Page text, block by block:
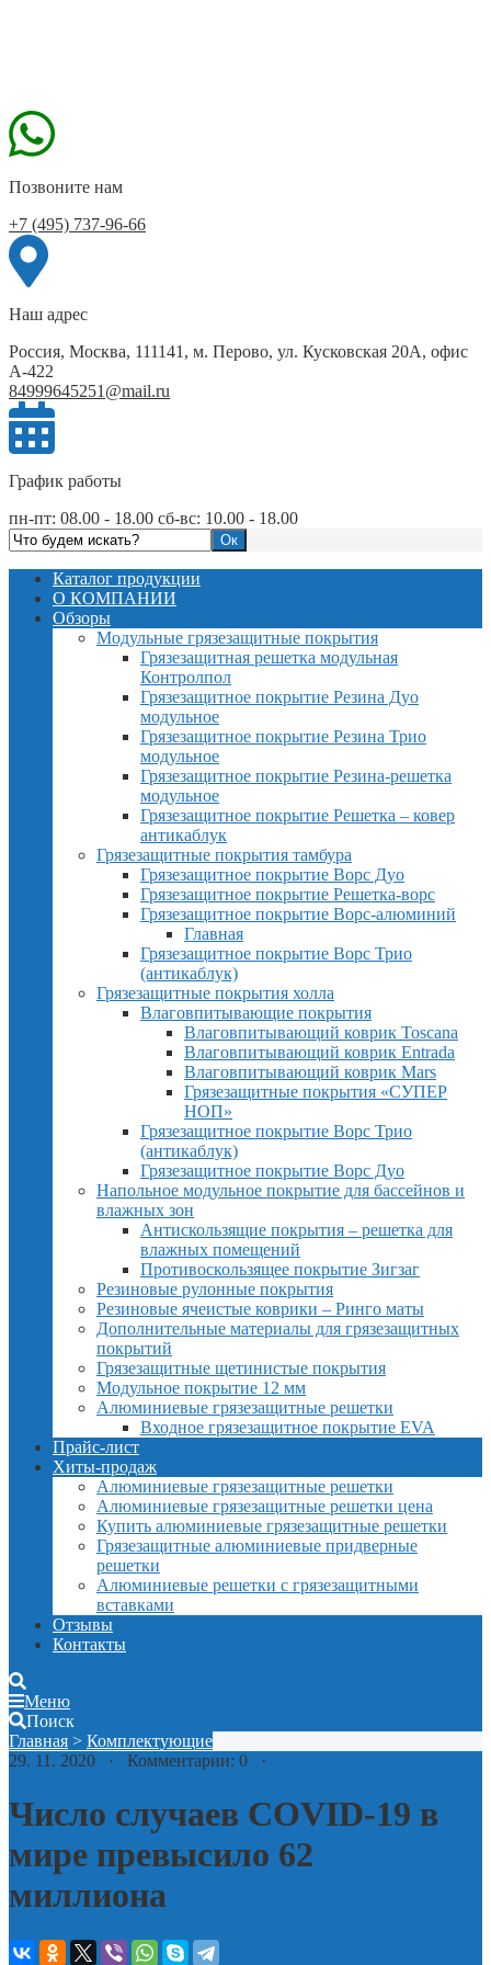
Позвоните нам
+7 (495) 737-96-66
Наш адрес
Россия, Москва, 111141, м. Перово, ул. Кусковская 20А, офис
А-422
84999645251@mail.ru
График работы
пн-пт: 08.00 - 18.00 сб-вс: 10.00 - 18.00
Каталог продукции
О КОМПАНИИ
Обзоры
Модульные грязезащитные покрытия
Грязезащитная решетка модульная
Контролпол
Грязезащитное покрытие Резина Дуо
модульное
Грязезащитное покрытие Резина Трио
модульное
Грязезащитное покрытие Резина-решетка
модульное
Грязезащитное покрытие Решетка – ковер
антикаблук
Грязезащитные покрытия тамбура
Грязезащитное покрытие Ворс Дуо
Грязезащитное покрытие Решетка-ворс
Грязезащитное покрытие Ворс-алюминий
Главная
Грязезащитное покрытие Ворс Трио
(антикаблук)
Грязезащитные покрытия холла
Влаговпитывающие покрытия
Влаговпитывающий коврик Toscana
Влаговпитывающий коврик Entrada
Влаговпитывающий коврик Mars
Грязезащитные покрытия «СУПЕР
НОП»
Грязезащитное покрытие Ворс Трио
(антикаблук)
Грязезащитное покрытие Ворс Дуо
Напольное модульное покрытие для бассейнов и
влажных зон
Антискользящие покрытия – решетка для
влажных помещений
Противоскользящее покрытие Зигзаг
Резиновые рулонные покрытия
Резиновые ячеистые коврики – Ринго маты
Дополнительные материалы для грязезащитных
покрытий
Грязезащитные щетинистые покрытия
Модульное покрытие 12 мм
Алюминиевые грязезащитные решетки
Входное грязезащитное покрытие EVA
Прайс-лист
Хиты-продаж
Алюминиевые грязезащитные решетки
Алюминиевые грязезащитные решетки цена
Купить алюминиевые грязезащитные решетки
Грязезащитные алюминиевые придверные
решетки
Алюминиевые решетки с грязезащитными
вставками
Отзывы
Контакты
Меню
Поиск
Главная > Комплектующие
29. 11. 2020 · Комментарии: 0 ·
Число случаев COVID-19 в
мире превысило 62
миллиона